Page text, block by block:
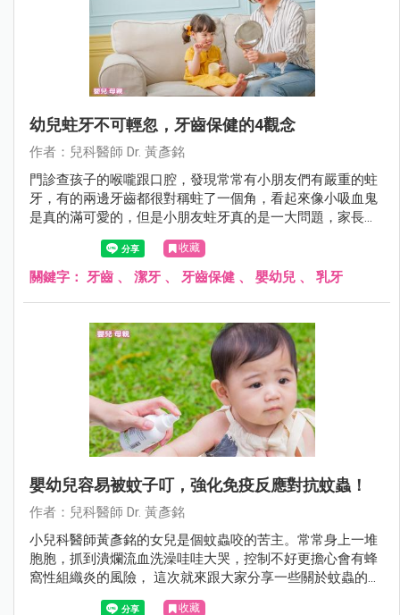
幼兒蛀牙不可輕忽，牙齒保健的4觀念
作者：兒科醫師 Dr. 黃彥銘
門診查孩子的喉嚨跟口腔，發現常常有小朋友們有嚴重的蛀
牙，有的兩邊牙齒都很對稱蛀了一個角，看起來像小吸血鬼
是真的滿可愛的，但是小朋友蛀牙真的是一大問題，家長可
能不能輕忽！在此統整一下常見的疑問與錯誤觀念讓大家參
收藏
關鍵字： 牙齒 、 潔牙 、 牙齒保健 、 嬰幼兒 、 乳牙
嬰幼兒容易被蚊子叮，強化免疫反應對抗蚊蟲！
作者：兒科醫師 Dr. 黃彥銘
小兒科醫師黃彥銘的女兒是個蚊蟲咬的苦主。常常身上一堆
胞胞，抓到潰爛流血洗澡哇哇大哭，控制不好更擔心會有蜂
窩性組織炎的風險， 這次就來跟大家分享一些關於蚊蟲的小
收藏